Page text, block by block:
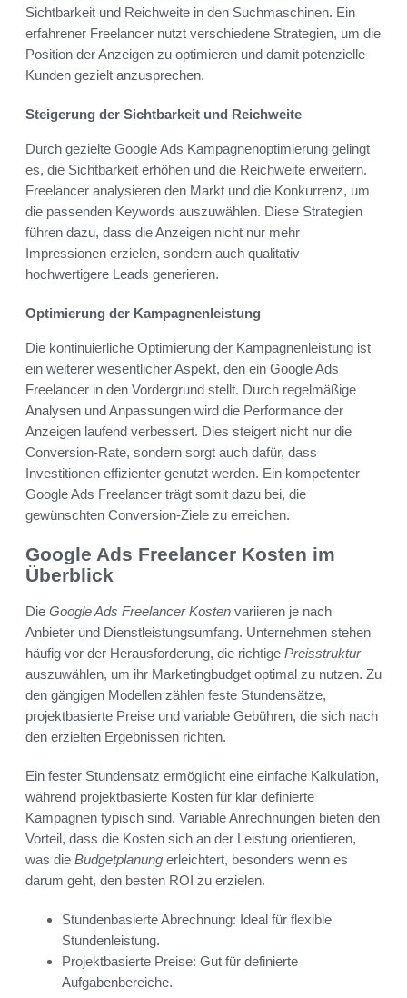
Sichtbarkeit und Reichweite in den Suchmaschinen. Ein
erfahrener Freelancer nutzt verschiedene Strategien, um die
Position der Anzeigen zu optimieren und damit potenzielle
Kunden gezielt anzusprechen.
Steigerung der Sichtbarkeit und Reichweite
Durch gezielte Google Ads Kampagnenoptimierung gelingt
es, die Sichtbarkeit erhöhen und die Reichweite erweitern.
Freelancer analysieren den Markt und die Konkurrenz, um
die passenden Keywords auszuwählen. Diese Strategien
führen dazu, dass die Anzeigen nicht nur mehr
Impressionen erzielen, sondern auch qualitativ
hochwertigere Leads generieren.
Optimierung der Kampagnenleistung
Die kontinuierliche Optimierung der Kampagnenleistung ist
ein weiterer wesentlicher Aspekt, den ein Google Ads
Freelancer in den Vordergrund stellt. Durch regelmäßige
Analysen und Anpassungen wird die Performance der
Anzeigen laufend verbessert. Dies steigert nicht nur die
Conversion-Rate, sondern sorgt auch dafür, dass
Investitionen effizienter genutzt werden. Ein kompetenter
Google Ads Freelancer trägt somit dazu bei, die
gewünschten Conversion-Ziele zu erreichen.
Google Ads Freelancer Kosten im
Überblick
Die Google Ads Freelancer Kosten variieren je nach
Anbieter und Dienstleistungsumfang. Unternehmen stehen
häufig vor der Herausforderung, die richtige Preisstruktur
auszuwählen, um ihr Marketingbudget optimal zu nutzen. Zu
den gängigen Modellen zählen feste Stundensätze,
projektbasierte Preise und variable Gebühren, die sich nach
den erzielten Ergebnissen richten.
Ein fester Stundensatz ermöglicht eine einfache Kalkulation,
während projektbasierte Kosten für klar definierte
Kampagnen typisch sind. Variable Anrechnungen bieten den
Vorteil, dass die Kosten sich an der Leistung orientieren,
was die Budgetplanung erleichtert, besonders wenn es
darum geht, den besten ROI zu erzielen.
Stundenbasierte Abrechnung: Ideal für flexible
Stundenleistung.
Projektbasierte Preise: Gut für definierte
Aufgabenbereiche.